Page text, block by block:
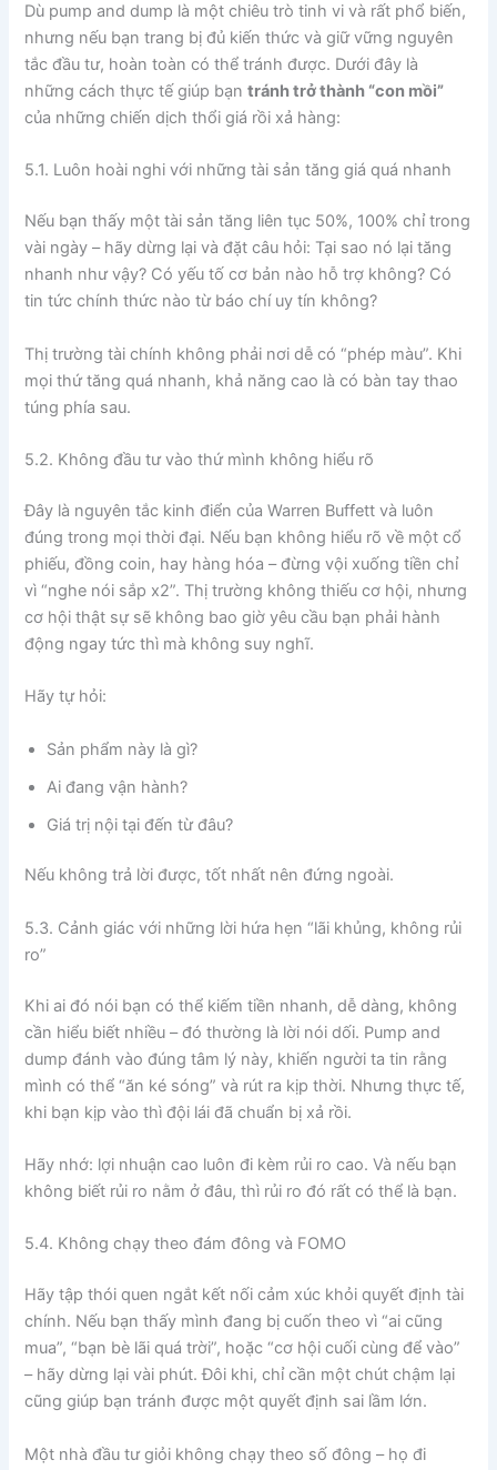
Dù pump and dump là một chiêu trò tinh vi và rất phổ biến,
nhưng nếu bạn trang bị đủ kiến thức và giữ vững nguyên
tắc đầu tư, hoàn toàn có thể tránh được. Dưới đây là
những cách thực tế giúp bạntránh trở thành “con mồi”
của những chiến dịch thổi giá rồi xả hàng:
5.1. Luôn hoài nghi với những tài sản tăng giá quá nhanh
Nếu bạn thấy một tài sản tăng liên tục 50%, 100% chỉ trong
vài ngày – hãy dừng lại và đặt câu hỏi: Tại sao nó lại tăng
nhanh như vậy? Có yếu tố cơ bản nào hỗ trợ không? Có
tin tức chính thức nào từ báo chí uy tín không?
Thị trường tài chính không phải nơi dễ có “phép màu”. Khi
mọi thứ tăng quá nhanh, khả năng cao là có bàn tay thao
túng phía sau.
5.2. Không đầu tư vào thứ mình không hiểu rõ
Đây là nguyên tắc kinh điển của Warren Buffett và luôn
đúng trong mọi thời đại. Nếu bạn không hiểu rõ về một cổ
phiếu, đồng coin, hay hàng hóa – đừng vội xuống tiền chỉ
vì “nghe nói sắp x2”. Thị trường không thiếu cơ hội, nhưng
cơ hội thật sự sẽ không bao giờ yêu cầu bạn phải hành
động ngay tức thì mà không suy nghĩ.
Hãy tự hỏi:
Sản phẩm này là gì?
Ai đang vận hành?
Giá trị nội tại đến từ đâu?
Nếu không trả lời được, tốt nhất nên đứng ngoài.
5.3. Cảnh giác với những lời hứa hẹn “lãi khủng, không rủi
ro”
Khi ai đó nói bạn có thể kiếm tiền nhanh, dễ dàng, không
cần hiểu biết nhiều – đó thường là lời nói dối. Pump and
dump đánh vào đúng tâm lý này, khiến người ta tin rằng
mình có thể “ăn ké sóng” và rút ra kịp thời. Nhưng thực tế,
khi bạn kịp vào thì đội lái đã chuẩn bị xả rồi.
Hãy nhớ: lợi nhuận cao luôn đi kèm rủi ro cao. Và nếu bạn
không biết rủi ro nằm ở đâu, thì rủi ro đó rất có thể là bạn.
5.4. Không chạy theo đám đông và FOMO
Hãy tập thói quen ngắt kết nối cảm xúc khỏi quyết định tài
chính. Nếu bạn thấy mình đang bị cuốn theo vì “ai cũng
mua”, “bạn bè lãi quá trời”, hoặc “cơ hội cuối cùng để vào”
– hãy dừng lại vài phút. Đôi khi, chỉ cần một chút chậm lại
cũng giúp bạn tránh được một quyết định sai lầm lớn.
Một nhà đầu tư giỏi không chạy theo số đông – họ đi